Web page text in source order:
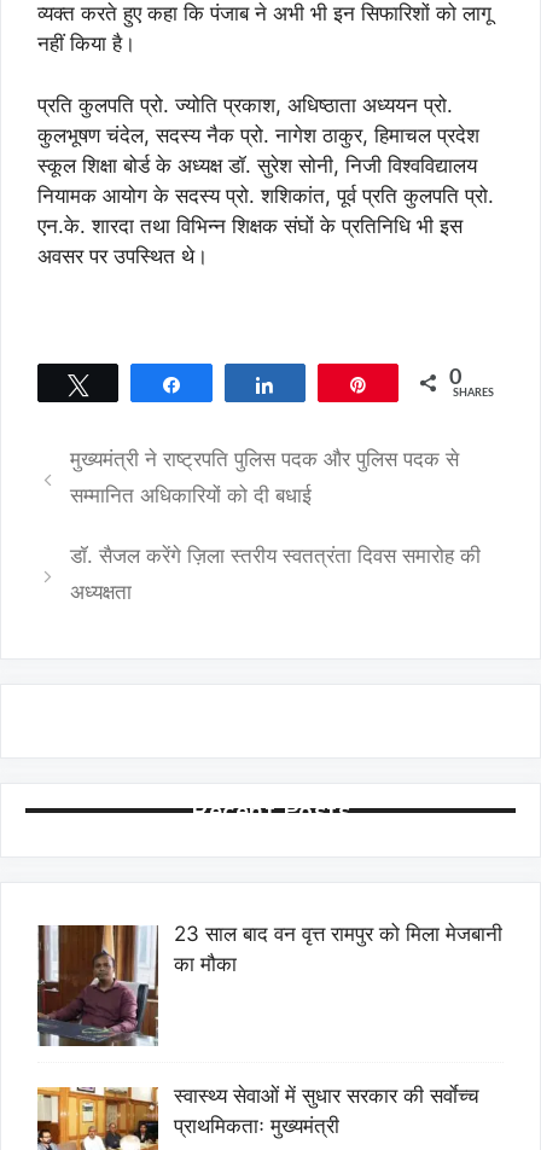
व्यक्त करते हुए कहा कि पंजाब ने अभी भी इन सिफारिशों को लागू
नहीं किया है।
प्रति कुलपति प्रो. ज्योति प्रकाश, अधिष्ठाता अध्ययन प्रो.
कुलभूषण चंदेल, सदस्य नैक प्रो. नागेश ठाकुर, हिमाचल प्रदेश
स्कूल शिक्षा बोर्ड के अध्यक्ष डॉ. सुरेश सोनी, निजी विश्वविद्यालय
नियामक आयोग के सदस्य प्रो. शशिकांत, पूर्व प्रति कुलपति प्रो.
एन.के. शारदा तथा विभिन्न शिक्षक संघों के प्रतिनिधि भी इस
अवसर पर उपस्थित थे।
0
SHARES
मुख्यमंत्री ने राष्ट्रपति पुलिस पदक और पुलिस पदक से
सम्मानित अधिकारियों को दी बधाई
डॉ. सैजल करेंगे ज़िला स्तरीय स्वतत्रंता दिवस समारोह की
अध्यक्षता
Recent Posts
23 साल बाद वन वृत्त रामपुर को मिला मेजबानी
का मौका
स्वास्थ्य सेवाओं में सुधार सरकार की सर्वाेच्च
प्राथमिकताः मुख्यमंत्री